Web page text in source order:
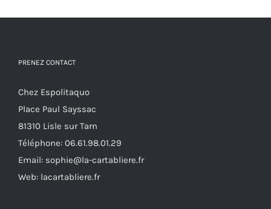
PRENEZ CONTACT
Chez Espolitaquo
Place Paul Sayssac
81310 Lisle sur Tarn
Téléphone: 06.61.98.01.29
Email: sophie@la-cartabliere.fr
Web: lacartabliere.fr